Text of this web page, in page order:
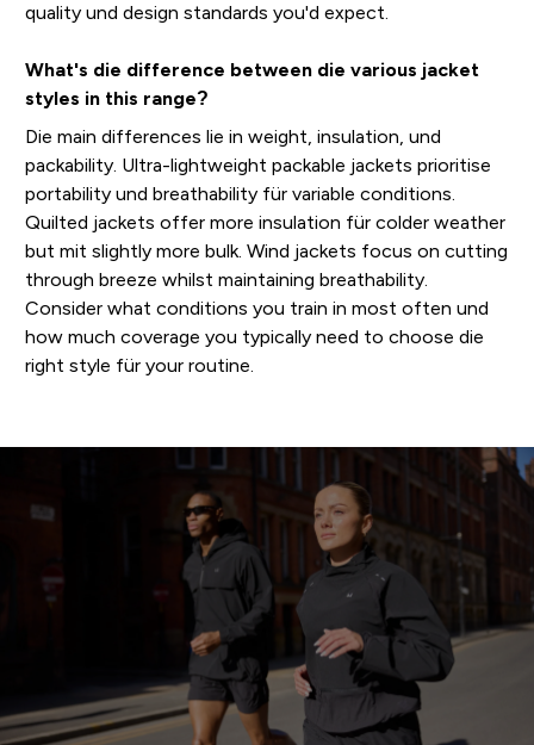
quality und design standards you'd expect.
What's die difference between die various jacket
styles in this range?
Die main differences lie in weight, insulation, und
packability. Ultra-lightweight packable jackets prioritise
portability und breathability für variable conditions.
Quilted jackets offer more insulation für colder weather
but mit slightly more bulk. Wind jackets focus on cutting
through breeze whilst maintaining breathability.
Consider what conditions you train in most often und
how much coverage you typically need to choose die
right style für your routine.